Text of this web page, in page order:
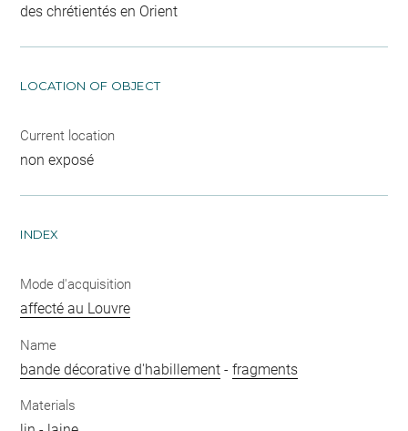
des chrétientés en Orient
LOCATION OF OBJECT
Current location
non exposé
INDEX
Mode d'acquisition
affecté au Louvre
Name
bande décorative d'habillement -fragments
Materials